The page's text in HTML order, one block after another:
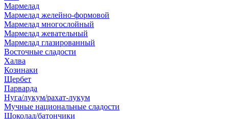
Мармелад
Мармелад желейно-формовой
Мармелад многослойный
Мармелад жевательный
Мармелад глазированный
Восточные сладости
Халва
Козинаки
Щербет
Парварда
Нуга/лукум/рахат-лукум
Мучные национальные сладости
Шоколад/батончики